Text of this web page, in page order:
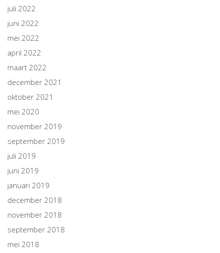
juli 2022
juni 2022
mei 2022
april 2022
maart 2022
december 2021
oktober 2021
mei 2020
november 2019
september 2019
juli 2019
juni 2019
januari 2019
december 2018
november 2018
september 2018
mei 2018